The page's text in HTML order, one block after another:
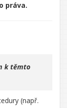
práva.
k těmto
(např.